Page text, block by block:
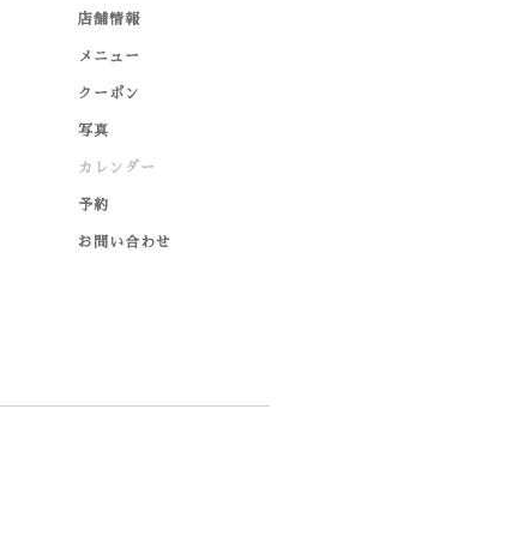
店舗情報
メニュー
クーポン
写真
カレンダー
予約
お問い合わせ